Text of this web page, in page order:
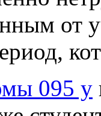
от
095 у